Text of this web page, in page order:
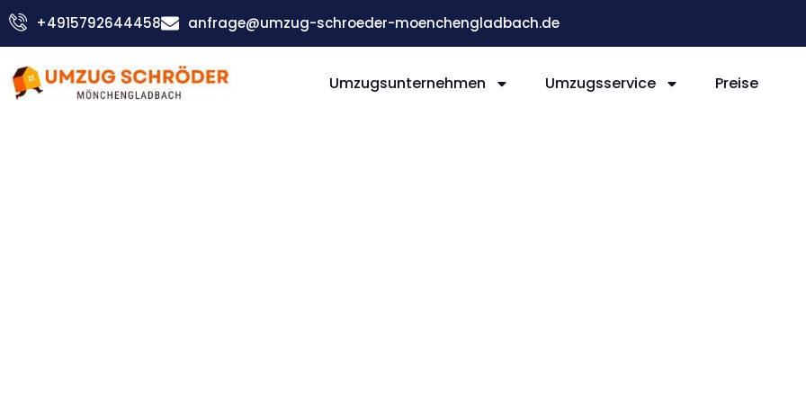
Zum
Inhalt
+4915792644458 anfrage@umzug-schroeder-moenchengladbach.de
Umzugsunternehmen Umzugsservice Preise